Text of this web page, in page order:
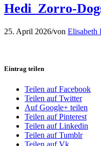
Hedi_Zorro-
25. April 2026/von Elisabeth
Eintrag teilen
Teilen auf Facebook
Teilen auf Twitter
Auf Google+ teilen
Teilen auf Pinterest
Teilen auf Linkedin
Teilen auf Tumblr
Teilen auf Vk